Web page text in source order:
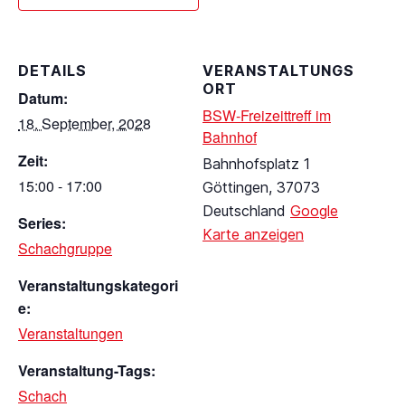
DETAILS
Datum:
18. September, 2028
Zeit:
15:00 - 17:00
Series:
Schachgruppe
Veranstaltungskategori
e:
Veranstaltungen
Veranstaltung-Tags:
Schach
VERANSTALTUNGS
ORT
BSW-Freizeittreff im
Bahnhof
Bahnhofsplatz 1
Göttingen, 37073
Deutschland Google
Karte anzeigen